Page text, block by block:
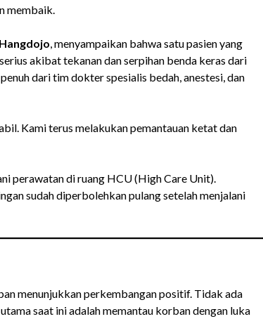
membaik.
, menyampaikan bahwa satu pasien yang
akibat tekanan dan serpihan benda keras dari
dari tim dokter spesialis bedah, anestesi, dan
Kami terus melakukan pemantauan ketat dan
perawatan di ruang HCU (High Care Unit).
sudah diperbolehkan pulang setelah menjalani
menunjukkan perkembangan positif. Tidak ada
saat ini adalah memantau korban dengan luka